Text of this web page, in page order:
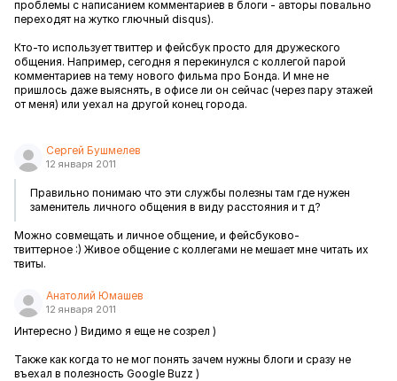
проблемы с написанием комментариев в блоги - авторы повально
переходят на жутко глючный disqus).
Кто-то использует твиттер и фейсбук просто для дружеского
общения. Например, сегодня я перекинулся с коллегой парой
комментариев на тему нового фильма про Бонда. И мне не
пришлось даже выяснять, в офисе ли он сейчас (через пару этажей
от меня) или уехал на другой конец города.
Сергей Бушмелев
12 января 2011
Правильно понимаю что эти службы полезны там где нужен
заменитель личного общения в виду расстояния и т д?
Можно совмещать и личное общение, и фейсбуково-
твиттерное :) Живое общение с коллегами не мешает мне читать их
твиты.
Анатолий Юмашев
12 января 2011
Интересно ) Видимо я еще не созрел )
Также как когда то не мог понять зачем нужны блоги и сразу не
въехал в полезность Google Buzz )